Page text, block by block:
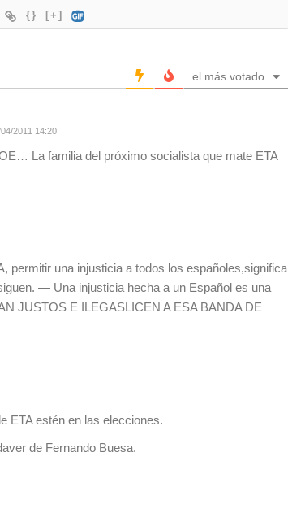
{} [+]
el más votado
2011 14:20
La familia del próximo socialista que mate ETA
permitir una injusticia a todos los españoles,significa
— Una injusticia hecha a un Español es una
JUSTOS E ILEGASLICEN A ESA BANDA DE
ETA estén en las elecciones.
de Fernando Buesa.